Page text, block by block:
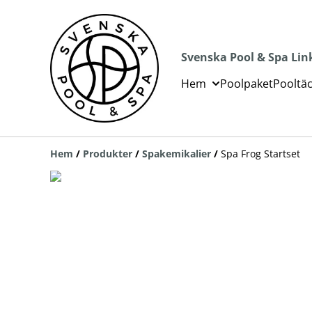
Svenska Pool & Spa
Hem
Poolpaket
Hem / Produkter / Spakemikalier / Spa Frog Startset